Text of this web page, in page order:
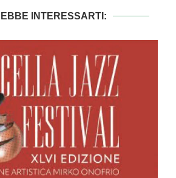
INTERESSARTI: